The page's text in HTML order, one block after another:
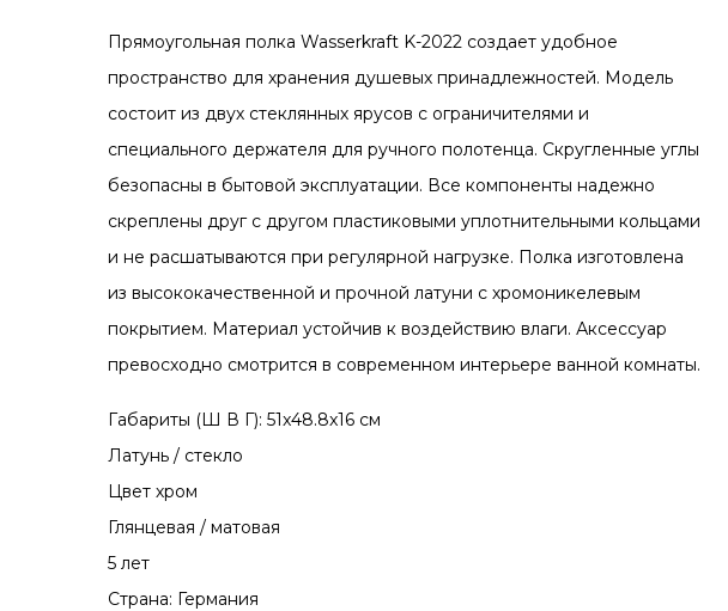
Прямоугольная полка Wasserkraft K-2022 создает удобное
пространство для хранения душевых принадлежностей. Модель
состоит из двух стеклянных ярусов с ограничителями и
специального держателя для ручного полотенца. Скругленные углы
безопасны в бытовой эксплуатации. Все компоненты надежно
скреплены друг с другом пластиковыми уплотнительными кольцами
и не расшатываются при регулярной нагрузке. Полка изготовлена
из высококачественной и прочной латуни с хромоникелевым
покрытием. Материал устойчив к воздействию влаги. Аксессуар
превосходно смотрится в современном интерьере ванной комнаты.
Габариты (Ш В Г): 51x48.8x16 см
Латунь / стекло
Цвет хром
Глянцевая / матовая
5 лет
Страна: Германия